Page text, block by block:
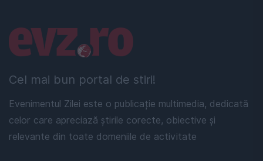
Cel mai bun portal de stiri!
Evenimentul Zilei este o publicație multimedia, dedicată
celor care apreciază știrile corecte, obiective și
relevante din toate domeniile de activitate
Linkuri utile